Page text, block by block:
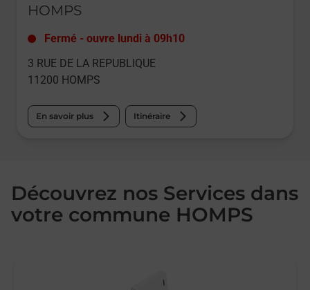
HOMPS
Fermé - ouvre lundi à 09h10
3 RUE DE LA REPUBLIQUE
11200 HOMPS
En savoir plus Itinéraire
Découvrez nos Services dans
votre commune HOMPS